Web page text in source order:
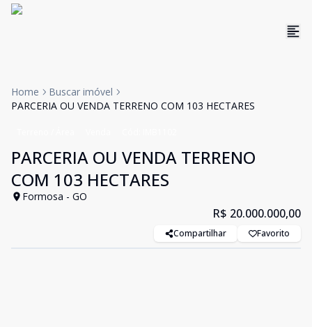
Home
Buscar imóvel
PARCERIA OU VENDA TERRENO COM 103 HECTARES
PARCERIA OU VENDA TERRENO
COM 103 HECTARES
Formosa - GO
R$ 20.000.000,00
Compartilhar Favorito